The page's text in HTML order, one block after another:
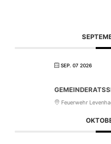
SEP. 07 2026
Feuerwehr